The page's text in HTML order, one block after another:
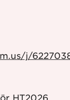
j/
HT2026